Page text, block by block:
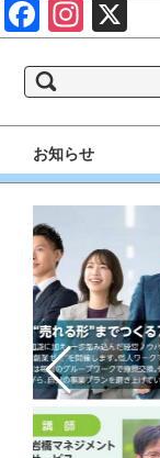
Face Insta
索:
お知らせ